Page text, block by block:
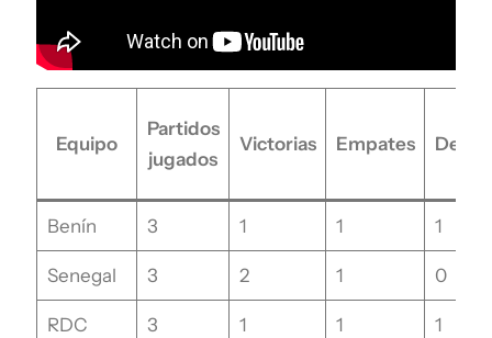
Equipo
Partidos
jugados
Victorias Empates
Benín 3 1 1 1
Senegal 3 2 1 0
RDC 3 1 1 1